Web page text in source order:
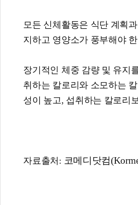
모든 신체활동은 식단 계획
지하고 영양소가 풍부해야
장기적인 체중 감량 및 유지
취하는 칼로리와 소모하는
성이 높고, 섭취하는 칼로리
자료출처: 코메디닷컴